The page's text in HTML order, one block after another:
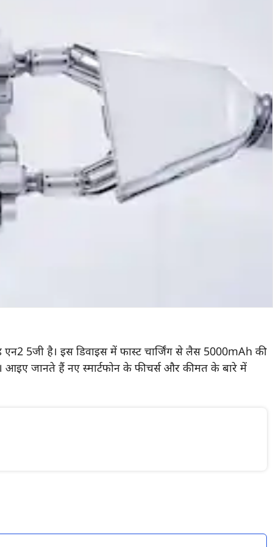
एन2 5जी है। इस डिवाइस में फास्ट चार्जिंग से लैस 5000mAh की
आइए जानते हैं नए स्मार्टफोन के फीचर्स और कीमत के बारे में